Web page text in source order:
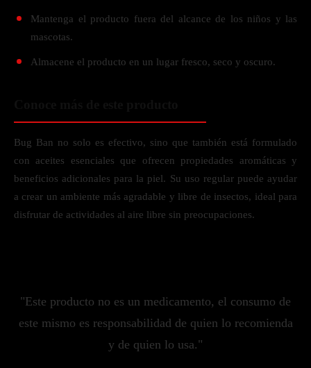
Mantenga el producto fuera del alcance de los niños y las
mascotas.
Almacene el producto en un lugar fresco, seco y oscuro.
Bug Ban no solo es efectivo, sino que también está formulado
con aceites esenciales que ofrecen propiedades aromáticas y
beneficios adicionales para la piel. Su uso regular puede ayudar
a crear un ambiente más agradable y libre de insectos, ideal para
disfrutar de actividades al aire libre sin preocupaciones.
"Este producto no es un medicamento, el consumo de
este mismo es responsabilidad de quien lo recomienda
y de quien lo usa."